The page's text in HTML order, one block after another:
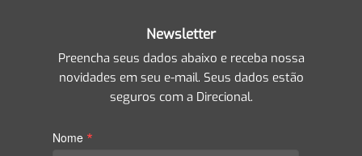
Newsletter
Preencha seus dados abaixo e receba nossa
novidades em seu e-mail. Seus dados estão
seguros com a Direcional.
Nome *